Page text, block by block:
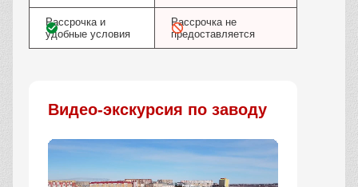
Рассрочка и
удобные условия
Рассрочка не
предоставляется
Видео-экскурсия по заводу